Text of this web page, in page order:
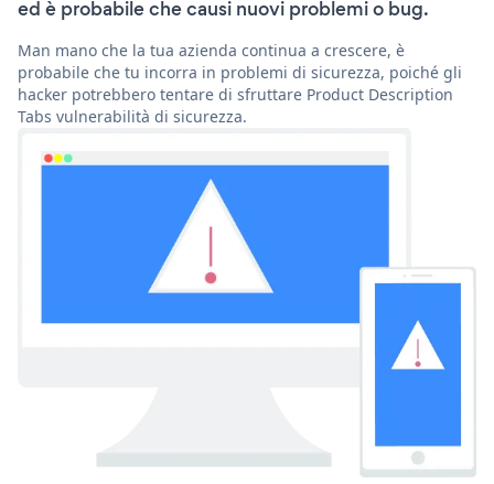
ed è probabile che causi nuovi problemi o bug.
Man mano che la tua azienda continua a crescere, è
probabile che tu incorra in problemi di sicurezza, poiché gli
hacker potrebbero tentare di sfruttare Product Description
Tabs vulnerabilità di sicurezza.